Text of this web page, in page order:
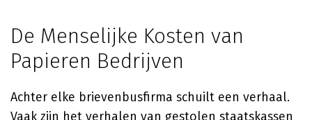
De Menselijke Kosten van
Papieren Bedrijven
Achter elke brievenbusfirma schuilt een verhaal.
Vaak zijn het verhalen van gestolen staatskassen